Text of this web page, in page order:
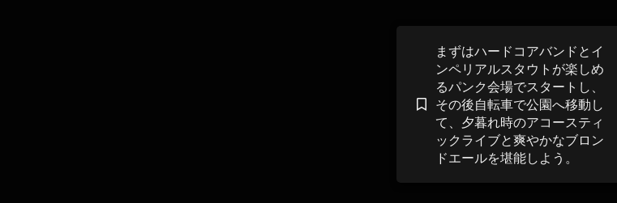
まずはハードコアバンドとイ
ンペリアルスタウトが楽しめ
るパンク会場でスタートし、
その後自転車で公園へ移動し
て、夕暮れ時のアコースティ
ックライブと爽やかなブロン
ドエールを堪能しよう。